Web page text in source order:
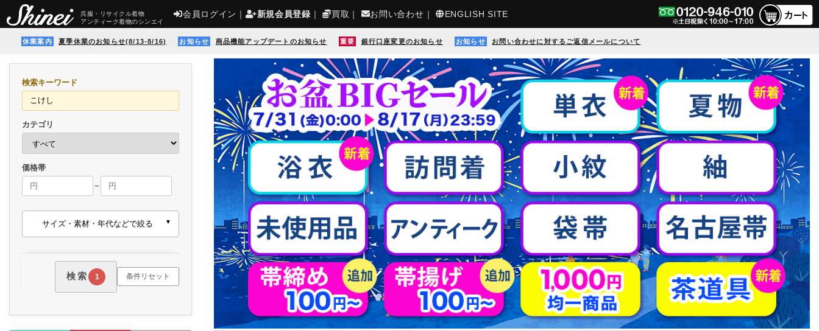
呉服・リサイクル着物
アンティーク着物のシンエイ
会員ログイン ｜ 新規会員登録 ｜ 買取 ｜ お問い合わせ ｜ ENGLISH SITE
休業案内 夏季休業のお知らせ(8/13-8/16) お知らせ 商品機能アップデートのお知らせ 重要 銀行口座変更のお知らせ お知らせ お問い合わせに対するご返信メールについて
検索キーワード
カテゴリ
価格帯
～
サイズ・素材・年代などで絞る
検索 1 条件リセット